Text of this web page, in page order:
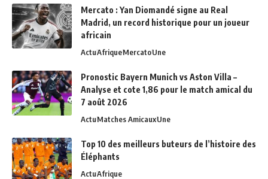
Mercato : Yan Diomandé signe au Real
Madrid, un record historique pour un joueur
africain
ActuAfriqueMercatoUne
Pronostic Bayern Munich vs Aston Villa –
Analyse et cote 1,86 pour le match amical du
7 août 2026
ActuMatches AmicauxUne
Top 10 des meilleurs buteurs de l’histoire des
Éléphants
ActuAfrique